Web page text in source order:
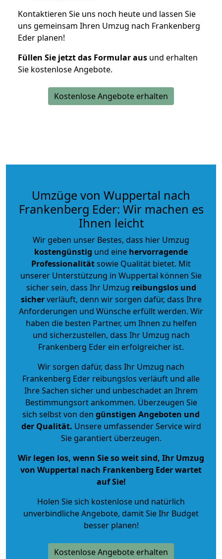
Kontaktieren Sie uns noch heute und lassen Sie
uns gemeinsam Ihren Umzug nach Frankenberg
Eder planen!
Füllen Sie jetzt das Formular aus und erhalten
Sie kostenlose Angebote.
Kostenlose Angebote erhalten
Umzüge von Wuppertal nach
Frankenberg Eder: Wir machen es
Ihnen leicht
Wir geben unser Bestes, dass hier Umzug
kostengünstig und eine hervorragende
Professionalitätsowie Qualität bietet. Mit
unserer Unterstützung in Wuppertal können Sie
sicher sein, dass Ihr Umzug reibungslos und
sicherverläuft, denn wir sorgen dafür, dass Ihre
Anforderungen und Wünsche erfüllt werden. Wir
haben die besten Partner, um Ihnen zu helfen
und sicherzustellen, dass Ihr Umzug nach
Frankenberg Eder ein erfolgreicher ist.
Wir sorgen dafür, dass Ihr Umzug nach
Frankenberg Eder reibungslos verläuft und alle
Ihre Sachen sicher und unbeschadet an Ihrem
Bestimmungsort ankommen. Überzeugen Sie
sich selbst von den günstigen Angeboten und
der Qualität. Unsere umfassender Service wird
Sie garantiert überzeugen.
Wir legen los, wenn Sie so weit sind, Ihr Umzug
von Wuppertal nach Frankenberg Eder wartet
auf Sie!
Holen Sie sich kostenlose und natürlich
unverbindliche Angebote, damit Sie Ihr Budget
besser planen!
Kostenlose Angebote erhalten